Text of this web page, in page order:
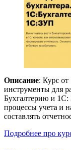
Описание: Курс
инструменты для
Бухгалтерию и 1С:
процессы учета и
составлять
Подробнее про